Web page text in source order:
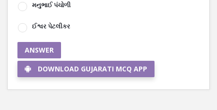
મનુભાઈ પંચોળી
ઈશ્વર પેટલીકર
ANSWER
DOWNLOAD GUJARATI MCQ APP